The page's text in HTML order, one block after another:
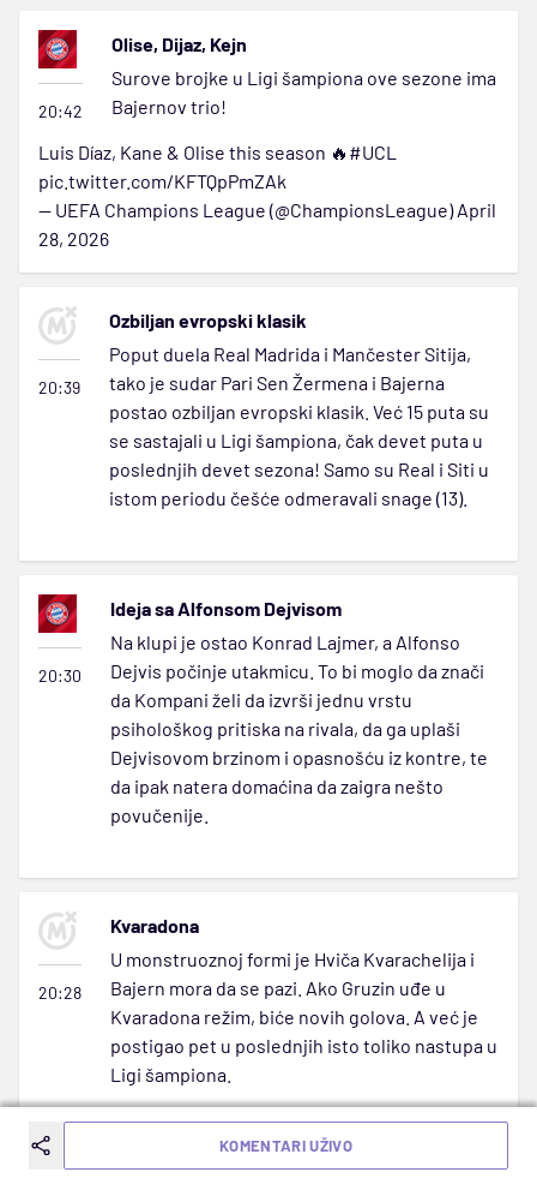
20:42
Olise, Dijaz, Kejn
Surove brojke u Ligi šampiona ove sezone ima
Bajernov trio!
Luis Díaz, Kane & Olise this season 🔥 #UCL
pic.twitter.com/KFTQpPmZAk
— UEFA Champions League (@ChampionsLeague)April
28, 2026
20:39
Ozbiljan evropski klasik
Poput duela Real Madrida i Mančester Sitija,
tako je sudar Pari Sen Žermena i Bajerna
postao ozbiljan evropski klasik. Već 15 puta su
se sastajali u Ligi šampiona, čak devet puta u
poslednjih devet sezona! Samo su Real i Siti u
istom periodu češće odmeravali snage (13).
20:30
Ideja sa Alfonsom Dejvisom
Na klupi je ostao Konrad Lajmer, a Alfonso
Dejvis počinje utakmicu. To bi moglo da znači
da Kompani želi da izvrši jednu vrstu
psihološkog pritiska na rivala, da ga uplaši
Dejvisovom brzinom i opasnošću iz kontre, te
da ipak natera domaćina da zaigra nešto
povučenije.
20:28
Kvaradona
U monstruoznoj formi je Hviča Kvarachelija i
Bajern mora da se pazi. Ako Gruzin uđe u
Kvaradona režim, biće novih golova. A već je
postigao pet u poslednjih isto toliko nastupa u
Ligi šampiona.
KOMENTARI UŽIVO